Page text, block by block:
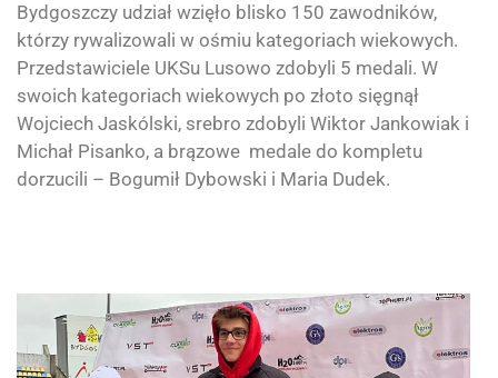
Bydgoszczy udział wzięło blisko 150 zawodników,
którzy rywalizowali w ośmiu kategoriach wiekowych.
Przedstawiciele UKSu Lusowo zdobyli 5 medali. W
swoich kategoriach wiekowych po złoto sięgnął
Wojciech Jaskólski, srebro zdobyli Wiktor Jankowiak i
Michał Pisanko, a brązowe medale do kompletu
dorzucili – Bogumił Dybowski i Maria Dudek.